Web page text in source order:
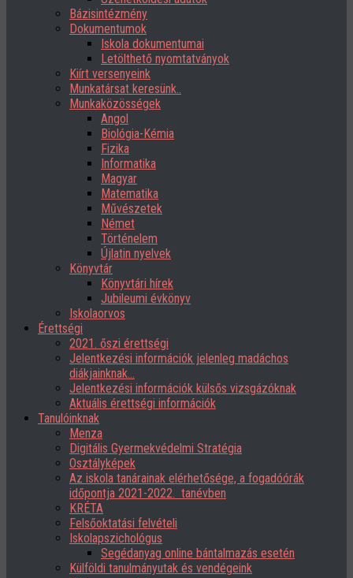
Bázisintézmény
Dokumentumok
Iskola dokumentumai
Letölthető nyomtatványok
Kiírt versenyeink
Munkatársat keresünk..
Munkaközösségek
Angol
Biológia-Kémia
Fizika
Informatika
Magyar
Matematika
Művészetek
Német
Történelem
Újlatin nyelvek
Könyvtár
Könyvtári hírek
Jubileumi évkönyv
Iskolaorvos
Érettségi
2021. őszi érettségi
Jelentkezési információk jelenleg madáchos
diákjainknak…
Jelentkezési információk külsős vizsgázóknak
Aktuális érettségi információk
Tanulóinknak
Menza
Digitális Gyermekvédelmi Stratégia
Osztályképek
Az iskola tanárainak elérhetősége, a fogadóórák
időpontja 2021-2022. tanévben
KRÉTA
Felsőoktatási felvételi
Iskolapszichológus
Segédanyag online bántalmazás esetén
Külföldi tanulmányutak és vendégeink